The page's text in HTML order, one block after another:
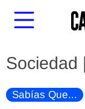
Sociedad
Sabías Que...